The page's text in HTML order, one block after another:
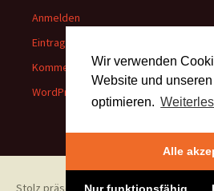
Wir verwenden
Website und
optimieren.
Alle
Anmelden
Eintrags-Feed
Kommentar-Feed
WordPress.org
Stolz präsentiert von WordPress